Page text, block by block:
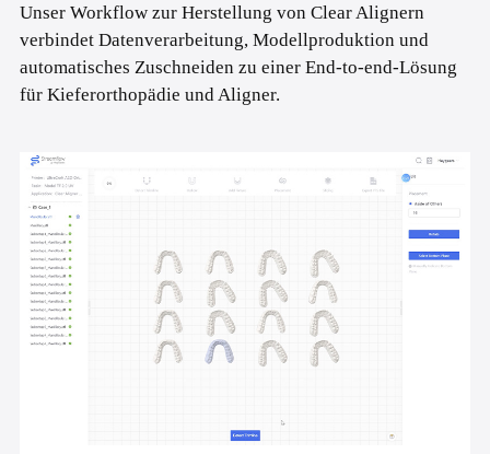
Unser Workflow zur Herstellung von Clear Alignern
verbindet Datenverarbeitung, Modellproduktion und
automatisches Zuschneiden zu einer End-to-end-Lösung
für Kieferorthopädie und Aligner.